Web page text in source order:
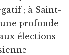
; à Saint-
profonde
élections